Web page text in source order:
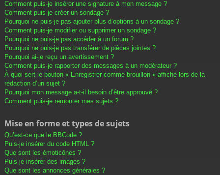
Comment puis-je insérer une signature à mon message ?
Comment puis-je créer un sondage ?
Pourquoi ne puis-je pas ajouter plus d’options à un sondage ?
Comment puis-je modifier ou supprimer un sondage ?
Pourquoi ne puis-je pas accéder à un forum ?
Pourquoi ne puis-je pas transférer de pièces jointes ?
Pourquoi ai-je reçu un avertissement ?
Comment puis-je rapporter des messages à un modérateur ?
À quoi sert le bouton « Enregistrer comme brouillon » affiché lors de la
rédaction d’un sujet ?
Pourquoi mon message a-t-il besoin d’être approuvé ?
Comment puis-je remonter mes sujets ?
Mise en forme et types de sujets
Qu’est-ce que le BBCode ?
Puis-je insérer du code HTML ?
Que sont les émoticônes ?
Puis-je insérer des images ?
Que sont les annonces générales ?